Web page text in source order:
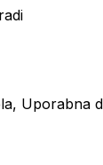
Uporabna